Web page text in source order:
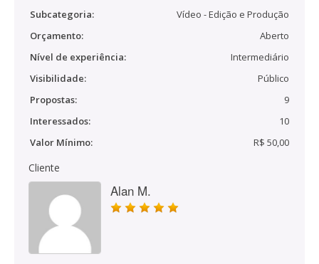
Subcategoria:
Vídeo - Edição e Produção
Orçamento:
Aberto
Nível de experiência:
Intermediário
Visibilidade:
Público
Propostas:
9
Interessados:
10
Valor Mínimo:
R$ 50,00
Cliente
Alan M.